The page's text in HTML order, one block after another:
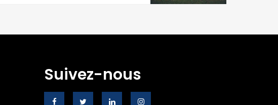
Suivez-nous